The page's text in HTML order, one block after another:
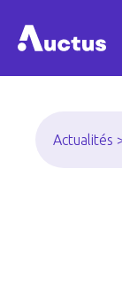
Actualités